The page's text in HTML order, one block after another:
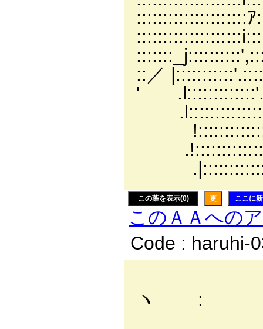
:::::::::::::::::::::
::／
'
この葉を表示(0) 更 ここに
このＡＡへの
Code : haruhi-
ヽ :